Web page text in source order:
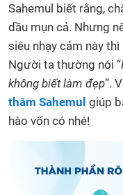
Sahemul biết rằng,
dầu mụn cả. Nhưng
siêu nhạy cảm này
Người ta thường nói “
không biết làm đẹp”.
thâm Sahemul giúp
hào vốn có nhé!